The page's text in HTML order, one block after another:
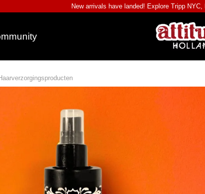
New arrivals have landed! Explore Tripp NYC,